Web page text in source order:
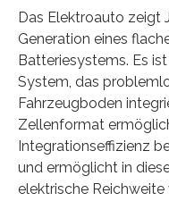
Das Elektroauto zeigt
Generation eines
Batteriesystems. Es
System, das
Fahrzeugboden
Zellenformat
Integrationseffizienz
und ermöglicht in
elektrische